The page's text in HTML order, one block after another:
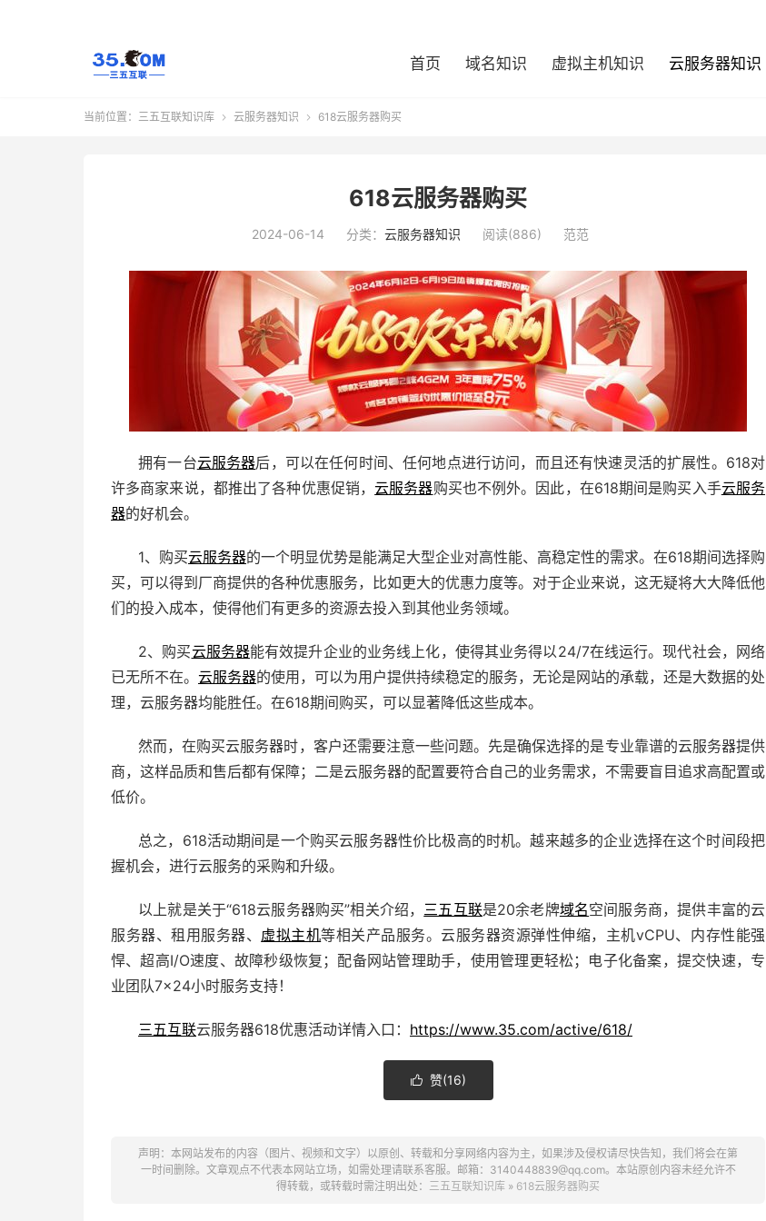
首页 域名知识 虚拟主机知识 云服务器知识
当前位置： 三五互联知识库  云服务器知识  618云服务器购买
618云服务器购买
2024-06-14 分类： 云服务器知识 阅读(886) 范范
拥有一台云服务器后，可以在任何时间、任何地点进行访问，而且还有快速灵活的扩展性。618对
许多商家来说，都推出了各种优惠促销，云服务器购买也不例外。因此，在618期间是购买入手云服务
器的好机会。
1、购买云服务器的一个明显优势是能满足大型企业对高性能、高稳定性的需求。在618期间选择购
买，可以得到厂商提供的各种优惠服务，比如更大的优惠力度等。对于企业来说，这无疑将大大降低他
们的投入成本，使得他们有更多的资源去投入到其他业务领域。
2、购买云服务器能有效提升企业的业务线上化，使得其业务得以24/7在线运行。现代社会，网络
已无所不在。 云服务器的使用，可以为用户提供持续稳定的服务，无论是网站的承载，还是大数据的处
理，云服务器均能胜任。在618期间购买，可以显著降低这些成本。
然而，在购买云服务器时，客户还需要注意一些问题。先是确保选择的是专业靠谱的云服务器提供
商，这样品质和售后都有保障；二是云服务器的配置要符合自己的业务需求，不需要盲目追求高配置或
低价。
总之，618活动期间是一个购买云服务器性价比极高的时机。越来越多的企业选择在这个时间段把
握机会，进行云服务的采购和升级。
以上就是关于“618云服务器购买”相关介绍， 三五互联是20余老牌域名空间服务商，提供丰富的云
服务器、租用服务器、 虚拟主机等相关产品服务。 云服务器资源弹性伸缩，主机vCPU、内存性能强
悍、超高I/O速度、故障秒级恢复；配备网站管理助手，使用管理更轻松；电子化备案，提交快速，专
业团队7×24小时服务支持！
三五互联云服务器618优惠活动详情入口： https://www.35.com/active/618/
 赞(16)
声明：本网站发布的内容（图片、视频和文字）以原创、转载和分享网络内容为主，如果涉及侵权请尽快告知，我们将会在第
一时间删除。文章观点不代表本网站立场，如需处理请联系客服。邮箱：3140448839@qq.com。本站原创内容未经允许不
得转载，或转载时需注明出处： 三五互联知识库 » 618云服务器购买